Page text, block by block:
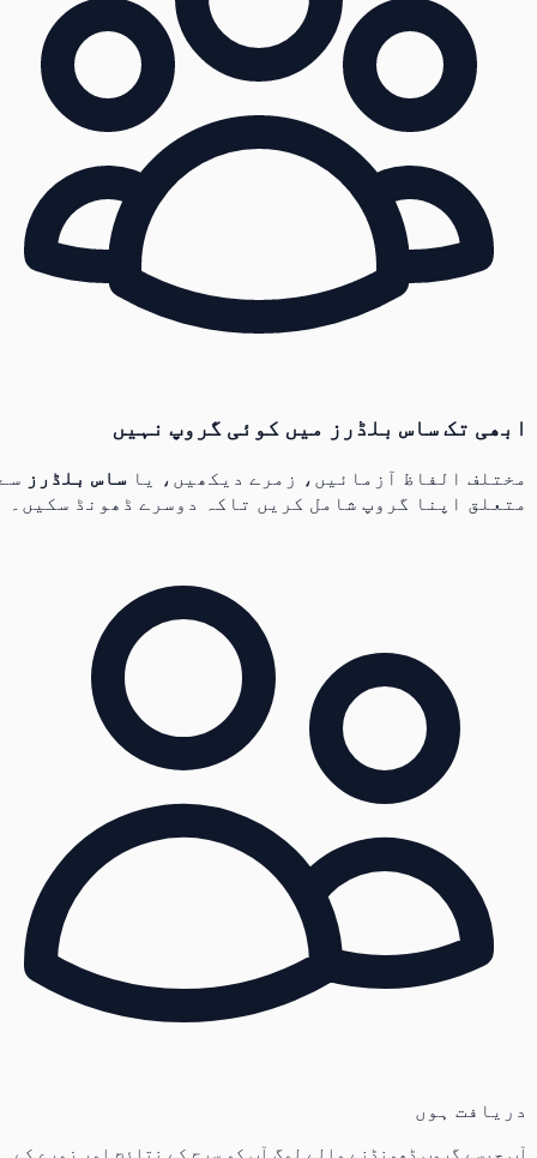
ابھی تک ساس بلڈرز میں کوئی گروپ نہیں
مختلف الفاظ آزمائیں، زمرے دیکھیں، یا ساس بلڈرز سے
متعلق اپنا گروپ شامل کریں تاکہ دوسرے ڈھونڈ سکیں۔
دریافت ہوں
آپ جیسے گروپ ڈھونڈنے والے لوگ آپ کو سرچ کے نتائج اور زمرے کے